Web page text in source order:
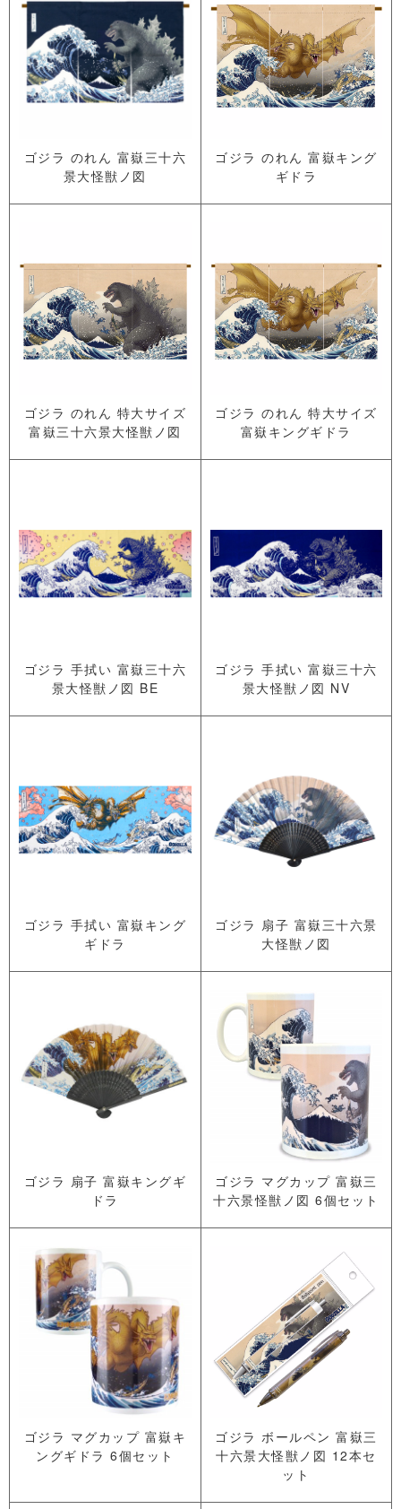
ゴジラ のれん 富嶽三十六
景大怪獣ノ図
ゴジラ のれん 富嶽キング
ギドラ
ゴジラ のれん 特大サイズ
富嶽三十六景大怪獣ノ図
ゴジラ のれん 特大サイズ
富嶽キングギドラ
ゴジラ 手拭い 富嶽三十六
景大怪獣ノ図 BE
ゴジラ 手拭い 富嶽三十六
景大怪獣ノ図 NV
ゴジラ 手拭い 富嶽キング
ギドラ
ゴジラ 扇子 富嶽三十六景
大怪獣ノ図
ゴジラ 扇子 富嶽キングギ
ドラ
ゴジラ マグカップ 富嶽三
十六景怪獣ノ図 6個セット
ゴジラ マグカップ 富嶽キ
ングギドラ 6個セット
ゴジラ ボールペン 富嶽三
十六景大怪獣ノ図 12本セ
ット